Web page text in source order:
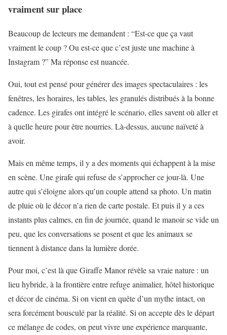
vraiment sur place
Beaucoup de lecteurs me demandent : “Est-ce que ça vaut
vraiment le coup ? Ou est-ce que c’est juste une machine à
Instagram ?” Ma réponse est nuancée.
Oui, tout est pensé pour générer des images spectaculaires : les
fenêtres, les horaires, les tables, les granulés distribués à la bonne
cadence. Les girafes ont intégré le scénario, elles savent où aller et
à quelle heure pour être nourries. Là-dessus, aucune naïveté à
avoir.
Mais en même temps, il y a des moments qui échappent à la mise
en scène. Une girafe qui refuse de s’approcher ce jour-là. Une
autre qui s’éloigne alors qu’un couple attend sa photo. Un matin
de pluie où le décor n’a rien de carte postale. Et puis il y a ces
instants plus calmes, en fin de journée, quand le manoir se vide un
peu, que les conversations se posent et que les animaux se
tiennent à distance dans la lumière dorée.
Pour moi, c’est là que Giraffe Manor révèle sa vraie nature : un
lieu hybride, à la frontière entre refuge animalier, hôtel historique
et décor de cinéma. Si on vient en quête d’un mythe intact, on
sera forcément bousculé par la réalité. Si on accepte dès le départ
ce mélange de codes, on peut vivre une expérience marquante,